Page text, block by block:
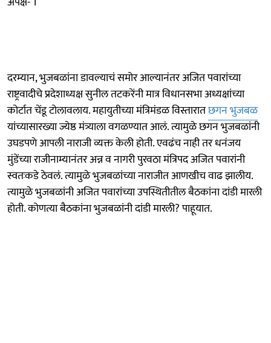
दरम्यान, भुजबळांना डावल्याचं समोर आल्यानंतर अजित पवारांच्या
राष्ट्रवादीचे प्रदेशाध्यक्ष सुनील तटकरेंनी मात्र विधानसभा अध्यक्षांच्या
कोर्टात चेंडू टोलावलाय. महायुतीच्या मंत्रिमंडळ विस्तारातछगन भुजबळ
यांच्यासारख्या ज्येष्ठ मंत्र्याला वगळण्यात आलं. त्यामुळे छगन भुजबळांनी
उघडपणे आपली नाराजी व्यक्त केली होती. एवढंच नाही तर धनंजय
मुंडेंच्या राजीनाम्यानंतर अन्न व नागरी पुरवठा मंत्रिपद अजित पवारांनी
स्वतःकडे ठेवलं. त्यामुळे भुजबळांच्या नाराजीत आणखीच वाढ झालीय.
त्यामुळे भुजबळांनी अजित पवारांच्या उपस्थितीतील बैठकांना दांडी मारली
होती. कोणत्या बैठकांना भुजबळांनी दांडी मारली? पाहूयात.